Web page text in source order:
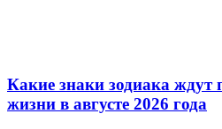
Какие знаки зодиака ждут
жизни в августе 2026 года